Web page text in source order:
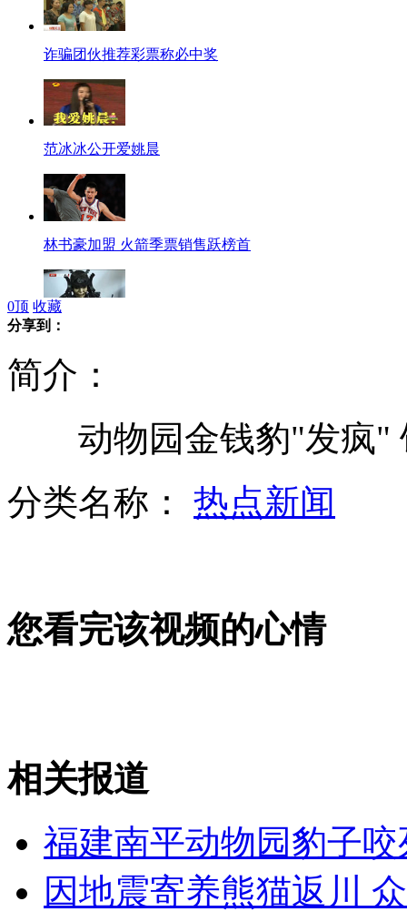
诈骗团伙推荐彩票称必中奖
范冰冰公开爱姚晨
林书豪加盟 火箭季票销售跃榜首
实拍七旬老人勇救溺水少年
中国游泳队英国遭偷窥让队员“无语”
山西运城恶犬咬伤多人 警民合力深夜将其击毙
0顶 收藏
分享到：
简介：
动物园金钱豹"发疯"
分类名称： 热点新闻
您看完该视频的心情
相关报道
福建南平动物园豹子
因地震寄养熊猫返川